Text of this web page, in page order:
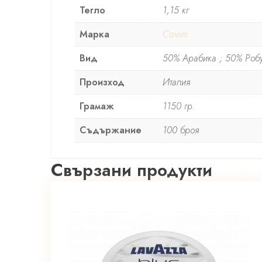
Тегло
1,15 кг
Марка
Covim
Вид
50% Арабика ; 50%
Произход
Италия
Грамаж
1150 гр.
Съдържание
100 броя
Свързани продукти